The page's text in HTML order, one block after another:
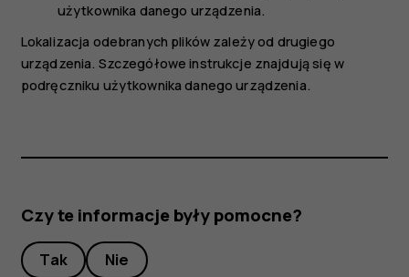
użytkownika danego urządzenia.
Lokalizacja odebranych plików zależy od drugiego
urządzenia. Szczegółowe instrukcje znajdują się w
podręczniku użytkownika danego urządzenia.
Czy te informacje były pomocne?
Tak Nie